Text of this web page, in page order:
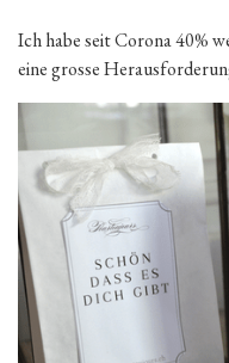
Ich habe seit Corona 40%
eine grosse